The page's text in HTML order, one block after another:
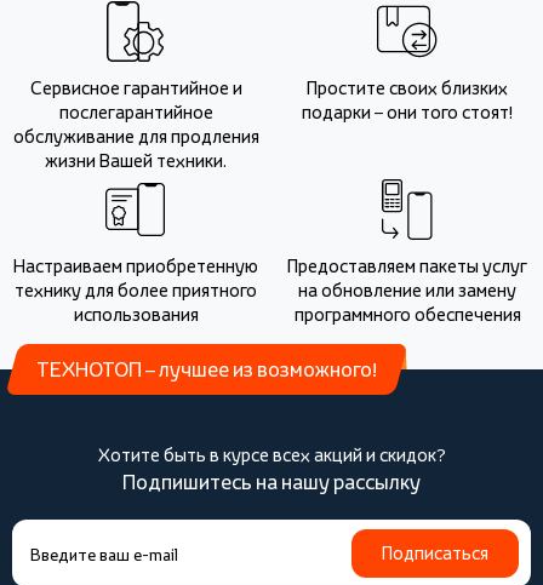
Сервисное гарантийное и
послегарантийное
обслуживание для продления
жизни Вашей техники.
Простите своих близких
подарки – они того стоят!
Настраиваем приобретенную
технику для более приятного
использования
Предоставляем пакеты услуг
на обновление или замену
программного обеспечения
ТЕХНОТОП – лучшее из возможного!
Хотите быть в курсе всех акций и скидок?
Подпишитесь на нашу рассылку
Подписаться